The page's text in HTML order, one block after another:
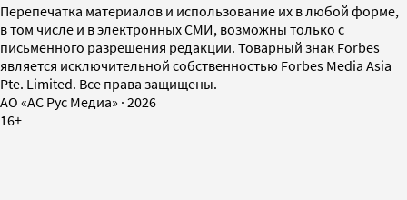
Перепечатка материалов и использование их в любой форме,
в том числе и в электронных СМИ, возможны только с
письменного разрешения редакции. Товарный знак Forbes
является исключительной собственностью Forbes Media Asia
Pte. Limited. Все права защищены.
AO «АС Рус Медиа» · 2026
16+